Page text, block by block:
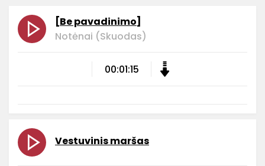
[Be pavadinimo]
Notėnai (Skuodas)
00:01:15
Vestuvinis maršas